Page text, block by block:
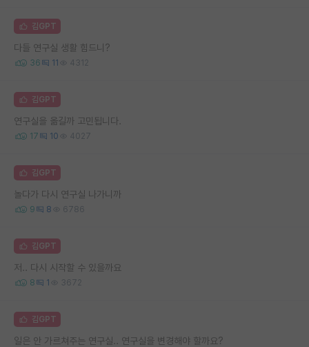
김GPT
다들 연구실 생활 힘드니?
36 11 4312
김GPT
연구실을 옮길까 고민됩니다.
17 10 4027
김GPT
놀다가 다시 연구실 나가니까
9 8 6786
김GPT
저.. 다시 시작할 수 있을까요
8 1 3672
김GPT
일은 안 가르쳐주는 연구실.. 연구실을 변경해야 할까요?